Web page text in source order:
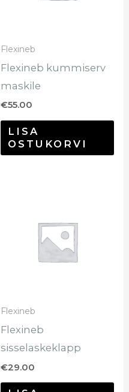
Flexineb
Flexineb kummiserv
maskile
€55.00
LISA
OSTUKORVI
Flexineb
Flexineb
sisselaskeklapp
€29.00